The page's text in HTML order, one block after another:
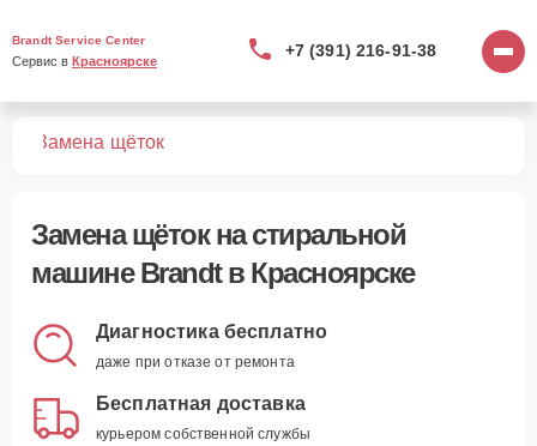
Brandt Service Center
Сервис в Красноярске
+7 (391) 216-91-38
Замена щёток
Замена щётокна стиральной
машине Brandt в Красноярске
Диагностика бесплатно
даже при отказе от ремонта
Бесплатная доставка
курьером собственной службы